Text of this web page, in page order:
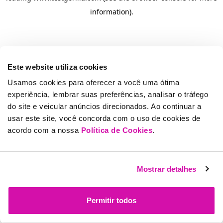
Este website utiliza cookies
Usamos cookies para oferecer a você uma ótima
experiência, lembrar suas preferências, analisar o tráfego
do site e veicular anúncios direcionados. Ao continuar a
usar este site, você concorda com o uso de cookies de
acordo com a nossa Política de Cookies.
Mostrar detalhes
Permitir todos
information).